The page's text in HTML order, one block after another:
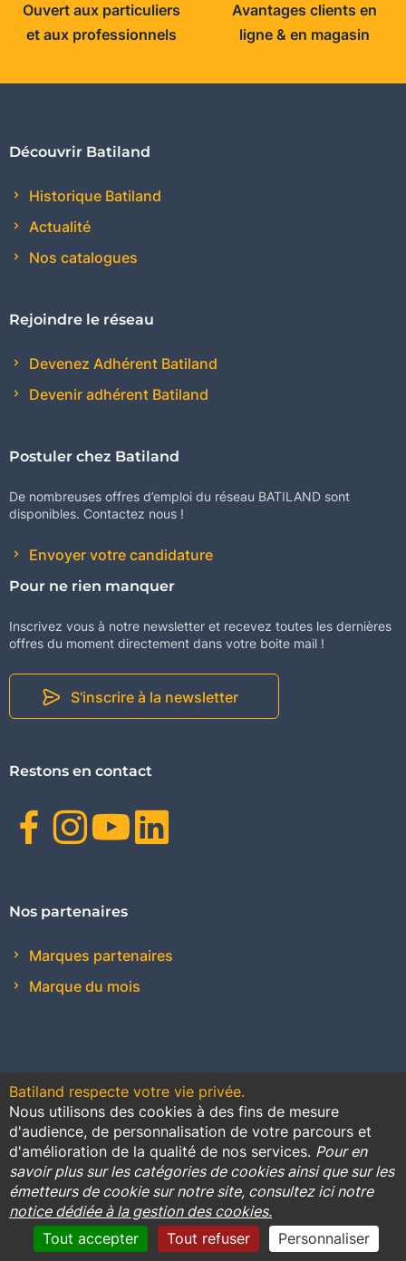
Ouvert aux particuliers
et aux professionnels
Avantages clients en
ligne & en magasin
Découvrir Batiland
Historique Batiland
Actualité
Nos catalogues
Rejoindre le réseau
Devenez Adhérent Batiland
Devenir adhérent Batiland
Postuler chez Batiland
De nombreuses offres d’emploi du réseau BATILAND sont
disponibles. Contactez nous !
Envoyer votre candidature
Pour ne rien manquer
Inscrivez vous à notre newsletter et recevez toutes les dernières
offres du moment directement dans votre boite mail !
S'inscrire à la newsletter
Restons en contact
Facebook
Instagram
Youtube
Nos partenaires
Marques partenaires
Marque du mois
Contact Conditions générales de vente
Promotions
Règlement général sur la protection des données
Cookies Mentions légales
Batiland respecte votre vie privée.
Nous utilisons des cookies à des fins de mesure
d'audience, de personnalisation de votre parcours et
d'amélioration de la qualité de nos services. Pour en
savoir plus sur les catégories de cookies ainsi que sur les
émetteurs de cookie sur notre site, consultez ici notre
notice dédiée à la gestion des cookies.
Tout accepter
Tout refuser Personnaliser